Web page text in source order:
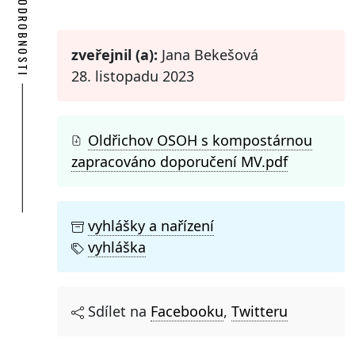
PODROBNOSTI zveřejnil (a): Jana Bekešová
28. listopadu 2023
Oldřichov OSOH s kompostárnou
zapracováno doporučení MV.pdf
vyhlášky a nařízení
vyhláška
Sdílet na Facebooku, Twitteru